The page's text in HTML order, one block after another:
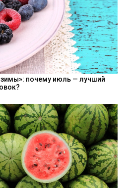
почему июль — лучший